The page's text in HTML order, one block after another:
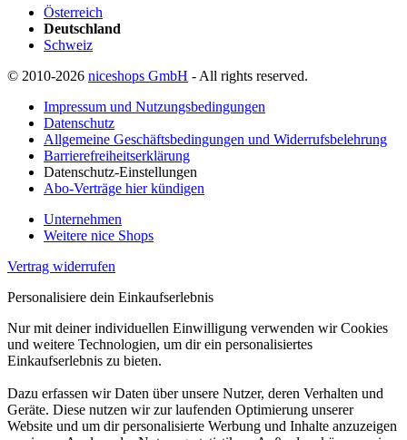
Österreich
Deutschland
Schweiz
© 2010-2026 niceshops GmbH - All rights reserved.
Impressum und Nutzungsbedingungen
Datenschutz
Allgemeine Geschäftsbedingungen und Widerrufsbelehrung
Barrierefreiheitserklärung
Datenschutz-Einstellungen
Abo-Verträge hier kündigen
Unternehmen
Weitere nice Shops
Vertrag widerrufen
Personalisiere dein Einkaufserlebnis
Nur mit deiner individuellen Einwilligung verwenden wir Cookies
und weitere Technologien, um dir ein personalisiertes
Einkaufserlebnis zu bieten.
Dazu erfassen wir Daten über unsere Nutzer, deren Verhalten und
Geräte. Diese nutzen wir zur laufenden Optimierung unserer
Website und um dir personalisierte Werbung und Inhalte anzuzeigen